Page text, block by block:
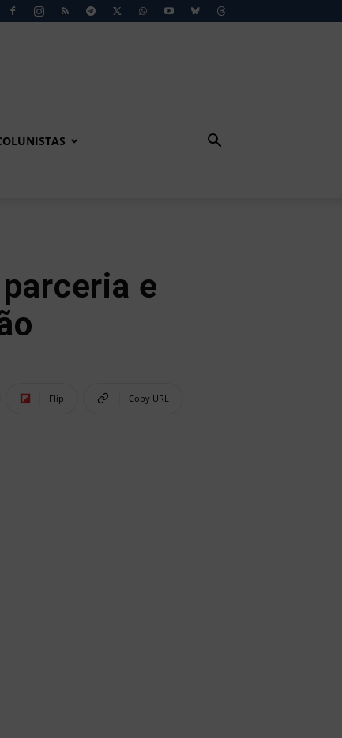
e
Flip Copy URL